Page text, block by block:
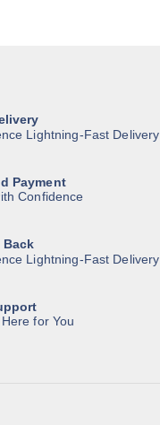
Lightning-Fast Delivery
Payment
Confidence
Back
Lightning-Fast Delivery
for You